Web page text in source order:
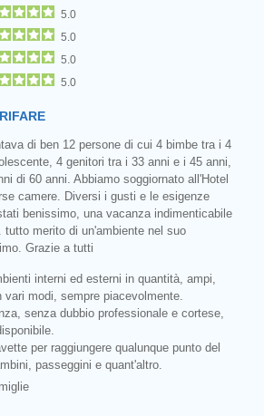
5.0
5.0
5.0
5.0
di ben 12 persone di cui 4 bimbe tra i 4
4 genitori tra i 33 anni e i 45 anni,
di 60 anni. Abbiamo soggiornato all'Hotel
camere. Diversi i gusti e le esigenze
benissimo, una vacanza indimenticabile
tutto merito di un'ambiente nel suo
Grazie a tutti
interni ed esterni in quantità, ampi,
vari modi, sempre piacevolmente.
senza dubbio professionale e cortese,
per raggiungere qualunque punto del
passeggini e quant'altro.